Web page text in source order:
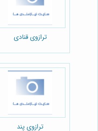
ترازوی قنادی
ترازوی پند